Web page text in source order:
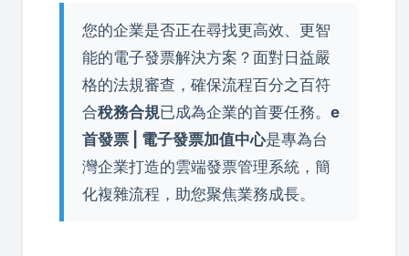
您的企業是否正在尋找更高效、更智
能的電子發票解決方案？面對日益嚴
格的法規審查，確保流程百分之百符
合稅務合規已成為企業的首要任務。 e
首發票 | 電子發票加值中心是專為台
灣企業打造的雲端發票管理系統，簡
化複雜流程，助您聚焦業務成長。